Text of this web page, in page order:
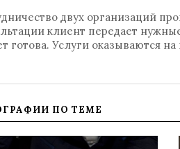
двух организаций
клиент передает
готова. Услуги оказываются
ПО ТЕМЕ